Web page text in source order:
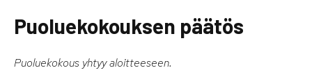
Puoluekokouksen päätös
Puoluekokous yhtyy aloitteeseen.